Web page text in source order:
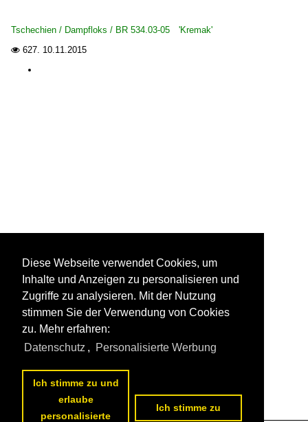
Tschechien / Dampfloks / BR 534.03-05 'Kremak'
 627. 10.11.2015
Diese Webseite verwendet Cookies, um
Inhalte und Anzeigen zu personalisieren und
Zugriffe zu analysieren. Mit der Nutzung
stimmen Sie der Verwendung von Cookies
zu. Mehr erfahren:
Datenschutz , Personalisierte Werbung
Ich stimme zu und
erlaube
personalisierte
Ich stimme zu